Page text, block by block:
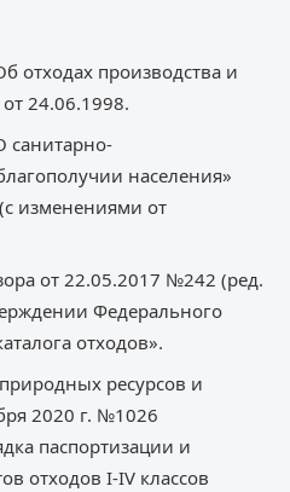
отходах производства и
24.06.1998.
санитарно-
населения»
изменениями от
от 22.05.2017 №242 (ред.
Федерального
отходов».
ресурсов и
2020 г. №1026
паспортизации и
отходов I-IV классов